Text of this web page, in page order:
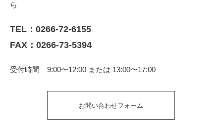
ら
TEL： 0266-72-6155
FAX：0266-73-5394
受付時間 9:00〜12:00 または 13:00〜17:00
お問い合わせフォーム